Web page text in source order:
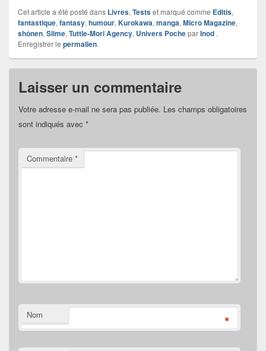
Cet article a été posté dans Livres, Testset marqué comme Editis,
fantastique, fantasy, humour, Kurokawa, manga, Micro Magazine,
shônen, Slime, Tuttle-Mori Agency, Univers PocheparInod .
Enregistrer le permalien.
Laisser un commentaire
Votre adresse e-mail ne sera pas publiée. Les champs obligatoires
sont indiqués avec *
Commentaire *
Nom *